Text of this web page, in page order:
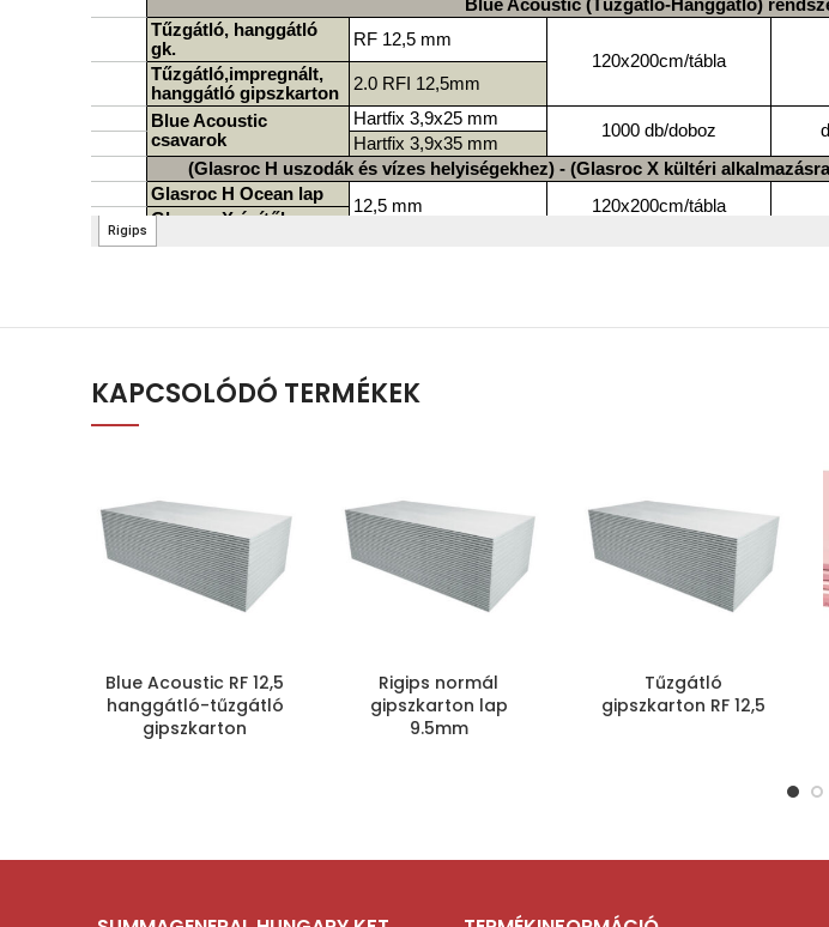
KAPCSOLÓDÓ TERMÉKEK
Blue Acoustic RF 12,5
hanggátló-tűzgátló
gipszkarton
Rigips normál
gipszkarton lap
9.5mm
Tűzgátló
gipszkarton RF 12,5